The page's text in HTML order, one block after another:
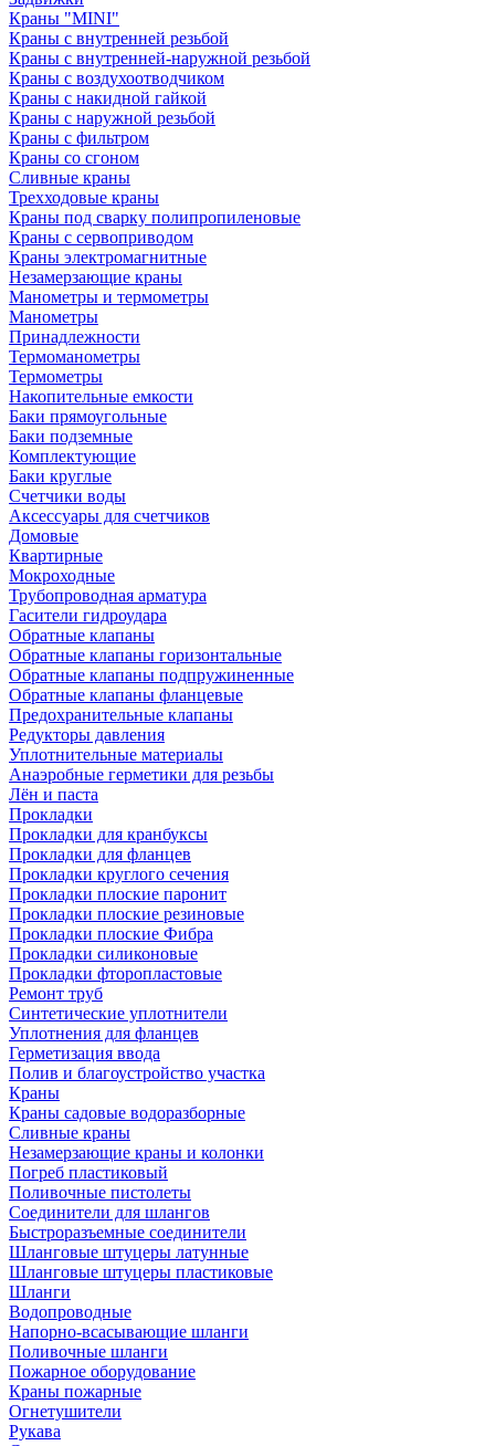
Краны "MINI"
Краны с внутренней резьбой
Краны с внутренней-наружной резьбой
Краны с воздухоотводчиком
Краны с накидной гайкой
Краны с наружной резьбой
Краны с фильтром
Краны со сгоном
Сливные краны
Трехходовые краны
Краны под сварку полипропиленовые
Краны с сервоприводом
Краны электромагнитные
Незамерзающие краны
Манометры и термометры
Манометры
Принадлежности
Термоманометры
Термометры
Накопительные емкости
Баки прямоугольные
Баки подземные
Комплектующие
Баки круглые
Счетчики воды
Аксессуары для счетчиков
Домовые
Квартирные
Мокроходные
Трубопроводная арматура
Гасители гидроудара
Обратные клапаны
Обратные клапаны горизонтальные
Обратные клапаны подпружиненные
Обратные клапаны фланцевые
Предохранительные клапаны
Редукторы давления
Уплотнительные материалы
Анаэробные герметики для резьбы
Лён и паста
Прокладки
Прокладки для кранбуксы
Прокладки для фланцев
Прокладки круглого сечения
Прокладки плоские паронит
Прокладки плоские резиновые
Прокладки плоские Фибра
Прокладки силиконовые
Прокладки фторопластовые
Ремонт труб
Синтетические уплотнители
Уплотнения для фланцев
Герметизация ввода
Полив и благоустройство участка
Краны
Краны садовые водоразборные
Сливные краны
Незамерзающие краны и колонки
Погреб пластиковый
Поливочные пистолеты
Соединители для шлангов
Быстроразъемные соединители
Шланговые штуцеры латунные
Шланговые штуцеры пластиковые
Шланги
Водопроводные
Напорно-всасывающие шланги
Поливочные шланги
Пожарное оборудование
Краны пожарные
Огнетушители
Рукава